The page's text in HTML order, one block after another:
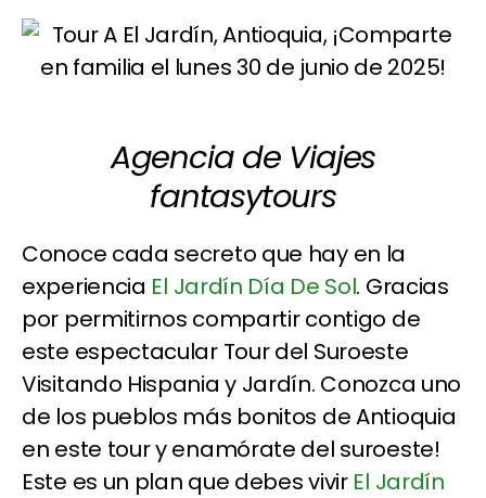
Agencia de Viajes
fantasytours
Conoce cada secreto que hay en la
experiencia El Jardín Día De Sol. Gracias
por permitirnos compartir contigo de
este espectacular Tour del Suroeste
Visitando Hispania y Jardín. Conozca uno
de los pueblos más bonitos de Antioquia
en este tour y enamórate del suroeste!
Este es un plan que debes vivir El Jardín